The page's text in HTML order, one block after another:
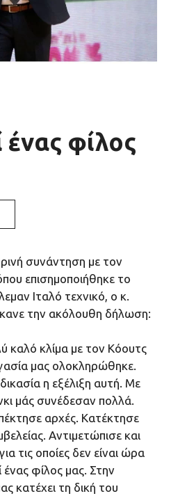
φίλος
συνάντηση με τον
επισημοποιήθηκε το
Ιταλό τεχνικό, ο κ.
την ακόλουθη δήλωση:
καλό κλίμα με τον Κόουτς
μας ολοκληρώθηκε.
η εξέλιξη αυτή. Με
μάς συνέδεσαν πολλά.
αρχές. Κατέκτησε
Αντιμετώπισε και
τις οποίες δεν είναι ώρα
φίλος μας. Στην
κατέχει τη δική του